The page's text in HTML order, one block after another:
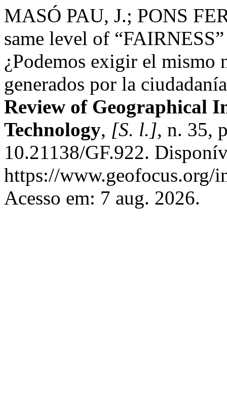
MASÓ PAU, J.; PONS
same level of
¿Podemos exigir el mismo
generados por la
Review of Geographical
Technology, [S. l.], n. 35,
10.21138/GF.922.
https://www.geofocus.org/
Acesso em: 7 aug. 2026.